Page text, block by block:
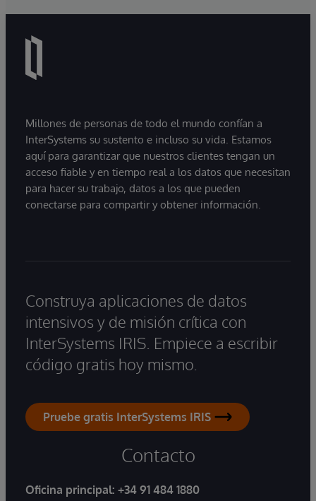
Millones de personas de todo el mundo confían a
InterSystems su sustento e incluso su vida. Estamos
aquí para garantizar que nuestros clientes tengan un
acceso fiable y en tiempo real a los datos que necesitan
para hacer su trabajo, datos a los que pueden
conectarse para compartir y obtener información.
Construya aplicaciones de datos
intensivos y de misión crítica con
InterSystems IRIS. Empiece a escribir
código gratis hoy mismo.
Pruebe gratis InterSystems IRIS
Contacto
Oficina principal: +34 91 484 1880